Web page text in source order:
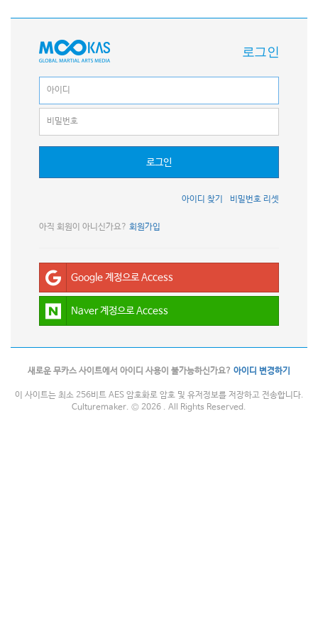
로그인
로그인
비밀번호 리셋
아이디 찾기
아직 회원이 아니신가요? 회원가입
Google 계정으로 Access
Naver 계정으로 Access
새로운 무카스 사이트에서 아이디 사용이 불가능하신가요? 아이디 변경하기
이 사이트는 최소 256비트 AES 암호화로 암호 및 유저정보를 저장하고 전송합니다.
Culturemaker. © 2026 . All Rights Reserved.